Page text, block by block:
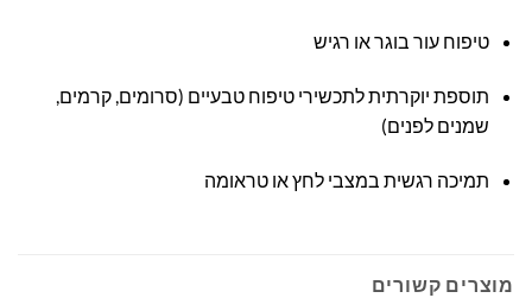
טיפוח עור בוגר או רגיש
תוספת יוקרתית לתכשירי טיפוח טבעיים (סרומים, קרמים,
שמנים לפנים)
תמיכה רגשית במצבי לחץ או טראומה
מוצרים קשורים